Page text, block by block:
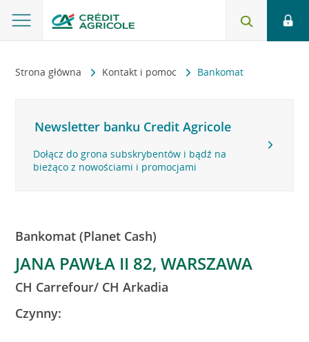
Strona główna Kontakt i pomoc Bankomat
Newsletter banku Credit Agricole
Dołącz do grona subskrybentów i bądź na
bieżąco z nowościami i promocjami
Bankomat (Planet Cash)
JANA PAWŁA II 82, WARSZAWA
CH Carrefour/ CH Arkadia
Czynny: